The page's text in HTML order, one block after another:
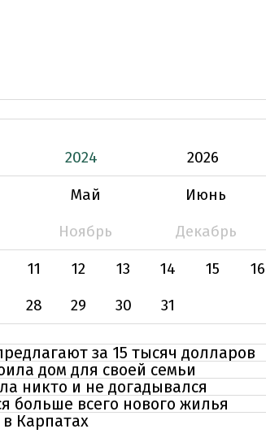
2024
2026
Май
Июнь
Ноябрь
Декабрь
11 12 13 14 15 16
28 29 30 31
за 15 тысяч долларов
дом для своей семьи
никто и не догадывался
больше всего нового жилья
Карпатах